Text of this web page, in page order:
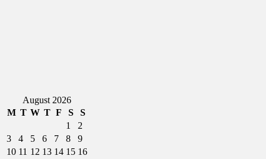
August 2026
M T W T F S
S
1
2
3
4 5 6 7 8
9
10 11 12 13 14 15 16